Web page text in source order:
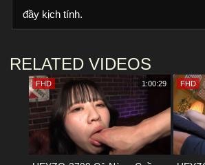
đầy kịch tính.
RELATED VIDEOS
FHD 1:00:29 FHD